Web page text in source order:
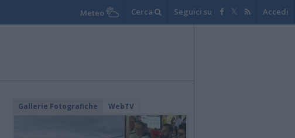
Meteo Cerca Seguici su Accedi
Gallerie Fotografiche WebTV